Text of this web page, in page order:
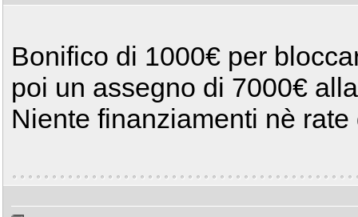
Bonifico di 1000€ per
poi un assegno di 7000€
Niente finanziamenti nè